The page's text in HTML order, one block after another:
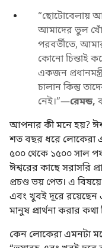
“ছোটোবেলায়
আমাদের ভুল
পরবর্তীতে,
কোনো চিন্তাই
একজন
চালান কিন্তু
নেই।”—রেমন্ড,
আপনার কী মনে হয়?
শত বছর ধরে লোকেরা
৫০০ থেকে ১৫০০ সাল
ঈশ্বরের কাছে সরাসরি
প্রচণ্ড ভয় পেত। এ
এবং খুবই দূরে রয়েছেন
মানুষ প্রার্থনা করার কথা
কেন লোকেরা এমনটা